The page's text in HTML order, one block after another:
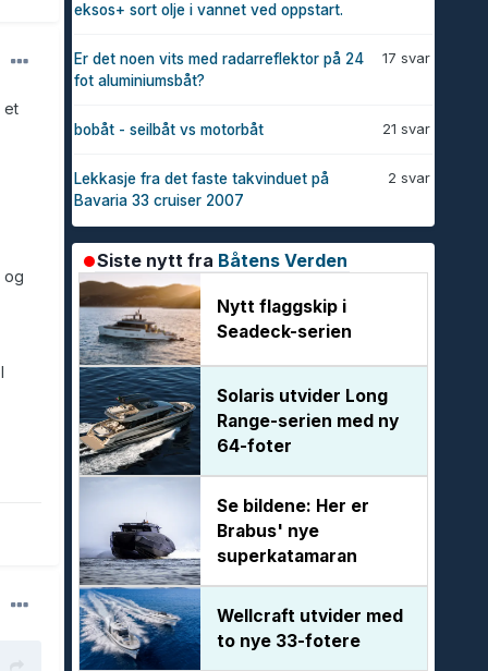
et
og
eksos+ sort olje i vannet ved oppstart.
17 svar
Er det noen vits med radarreflektor på 24
fot aluminiumsbåt?
21 svar
bobåt - seilbåt vs motorbåt
2 svar
Lekkasje fra det faste takvinduet på
Bavaria 33 cruiser 2007
Siste nytt fra Båtens Verden
Nytt flaggskip i
Seadeck-serien
Solaris utvider Long
Range-serien med ny
64-foter
Se bildene: Her er
Brabus' nye
superkatamaran
Wellcraft utvider med
to nye 33-fotere